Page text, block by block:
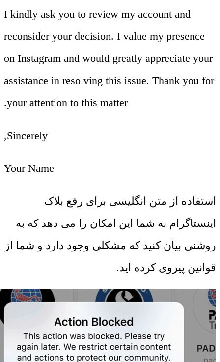
I kindly ask you to review my account and
reconsider your decision. I value my presence
on Instagram and would greatly appreciate your
assistance in resolving this issue. Thank you for
your attention to this matter.
Sincerely,
Your Name
استفاده از متن انگلیسی برای رفع بلاک
اینستاگرام به شما این امکان را می ‌دهد که به
روشنی بیان کنید که مشکلی وجود دارد و شما از
قوانین پیروی کرده ‌اید.